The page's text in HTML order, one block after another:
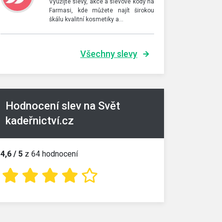
Využijte slevy, akce a slevové kódy na
Farmasi, kde můžete najít širokou
škálu kvalitní kosmetiky a…
Všechny slevy
Hodnocení slev na Svět
kadeřnictví.cz
4,6 / 5 z 64 hodnocení